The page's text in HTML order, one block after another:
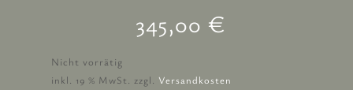
345,00 €
Nicht vorrätig
inkl. 19 % MwSt. zzgl. Versandkosten